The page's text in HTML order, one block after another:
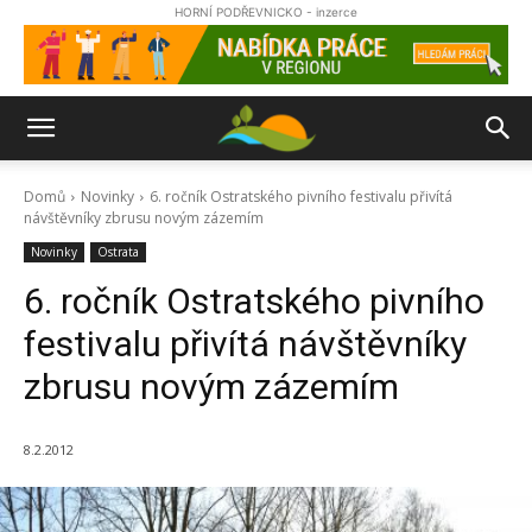
HORNÍ PODŘEVNICKO - inzerce
Domů Novinky
6. ročník Ostratského pivního festivalu přivítá
návštěvníky zbrusu novým zázemím
Novinky Ostrata
6. ročník Ostratského pivního
festivalu přivítá návštěvníky
zbrusu novým zázemím
8.2.2012